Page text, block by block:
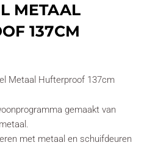
METAAL
137CM
Metaal Hufterproof 137cm
gemaakt van
met metaal en schuifdeuren